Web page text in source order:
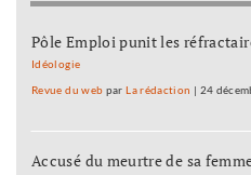
Pôle Emploi punit les
Idéologie
Revue du web parLa rédaction | 24
Accusé du meurtre de sa